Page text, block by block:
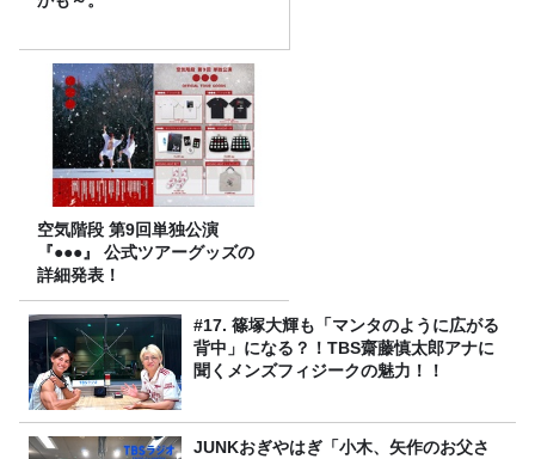
空気階段 第9回単独公演
『●●●』 公式ツアーグッズの
詳細発表！
#17. 篠塚大輝も「マンタのように広がる
背中」になる？！TBS齋藤慎太郎アナに
聞くメンズフィジークの魅力！！
JUNKおぎやはぎ「小木、矢作のお父さ